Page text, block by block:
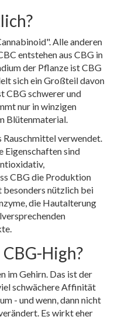
Alle anderen
entstehen aus CBG in
der Pflanze ist CBG
sich ein Großteil davon
CBG schwerer und
nur in winzigen
Blütenmaterial.
verwendet.
Eigenschaften sind
CBG die Produktion
besonders nützlich bei
die Hautalterung
High?
im Gehirn. Das ist der
schwächere Affinität
- und wenn, dann nicht
Es wirkt eher